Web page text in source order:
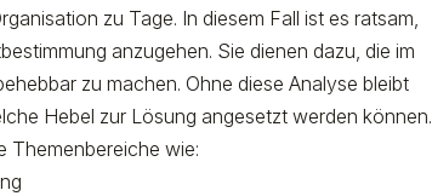
zu Tage. In diesem Fall ist es ratsam,
anzugehen. Sie dienen dazu, die im
zu machen. Ohne diese Analyse bleibt
Hebel zur Lösung angesetzt werden können.
Themenbereiche wie: